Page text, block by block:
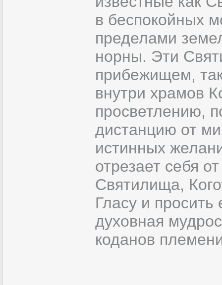
в беспокойных
пределами
норны. Эти
прибежищем,
внутри храмов
просветлению,
дистанцию от
истинных
отрезает себя
Святилища,
Гласу и
духовная
коданов